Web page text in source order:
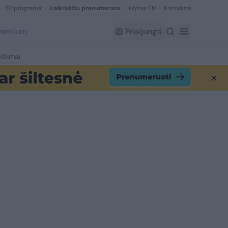
TV programa Laikraščio prenumerata Lrytas EN Kontaktai
Prisijungti